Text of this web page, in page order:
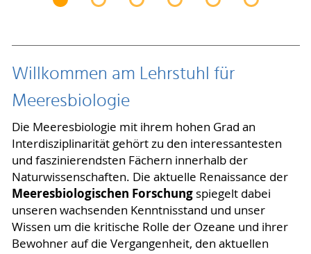
Willkommen am Lehrstuhl für
Meeresbiologie
Die Meeresbiologie mit ihrem hohen Grad an
Interdisziplinarität gehört zu den interessantesten
und faszinierendsten Fächern innerhalb der
Naturwissenschaften. Die aktuelle Renaissance der
Meeresbiologischen Forschungspiegelt dabei
unseren wachsenden Kenntnisstand und unser
Wissen um die kritische Rolle der Ozeane und ihrer
Bewohner auf die Vergangenheit, den aktuellen